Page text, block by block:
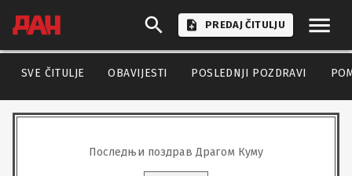
PREDAJ ČITULJU
SVE ČITULJE OBAVIJESTI POSLEDNJI POZDRAVI
Последњи поздрав Драгом Куму